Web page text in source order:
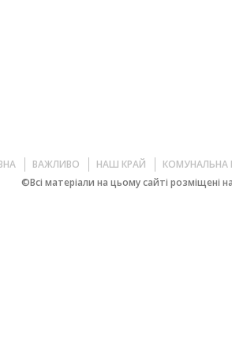
ВАЖЛИВО НАШ КРАЙ
КОМУНАЛЬНА
©Всі матеріали на цьому сайті розміщені